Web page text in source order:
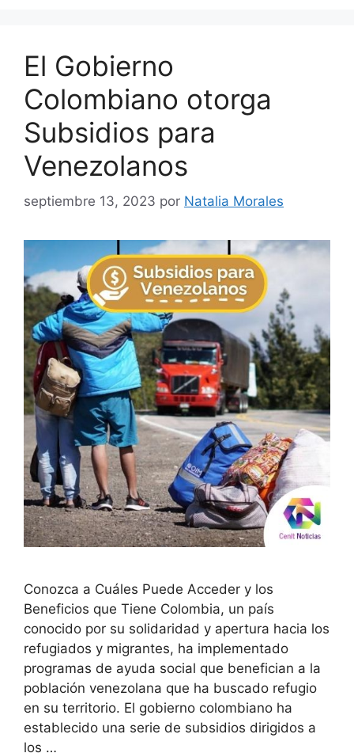
El Gobierno
Colombiano otorga
Subsidios para
Venezolanos
septiembre 13, 2023 por Natalia Morales
Conozca a Cuáles Puede Acceder y los
Beneficios que Tiene Colombia, un país
conocido por su solidaridad y apertura hacia los
refugiados y migrantes, ha implementado
programas de ayuda social que benefician a la
población venezolana que ha buscado refugio
en su territorio. El gobierno colombiano ha
establecido una serie de subsidios dirigidos a
los …